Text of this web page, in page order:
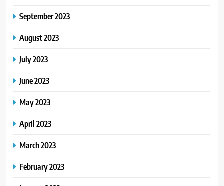
September 2023
August 2023
July 2023
June 2023
May 2023
April 2023
March 2023
February 2023